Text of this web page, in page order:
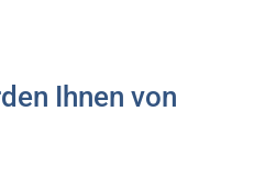
Ihnen von